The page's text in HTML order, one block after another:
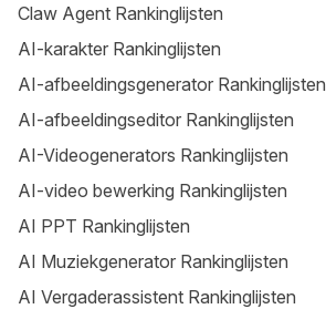
Claw Agent Rankinglijsten
AI-karakter Rankinglijsten
AI-afbeeldingsgenerator Rankinglijsten
AI-afbeeldingseditor Rankinglijsten
AI-Videogenerators Rankinglijsten
AI-video bewerking Rankinglijsten
AI PPT Rankinglijsten
AI Muziekgenerator Rankinglijsten
AI Vergaderassistent Rankinglijsten